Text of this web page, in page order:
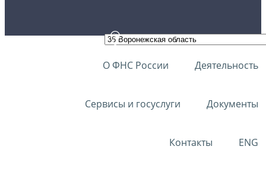
О ФНС России Деятельность
Сервисы и госуслуги Документы
Контакты ENG